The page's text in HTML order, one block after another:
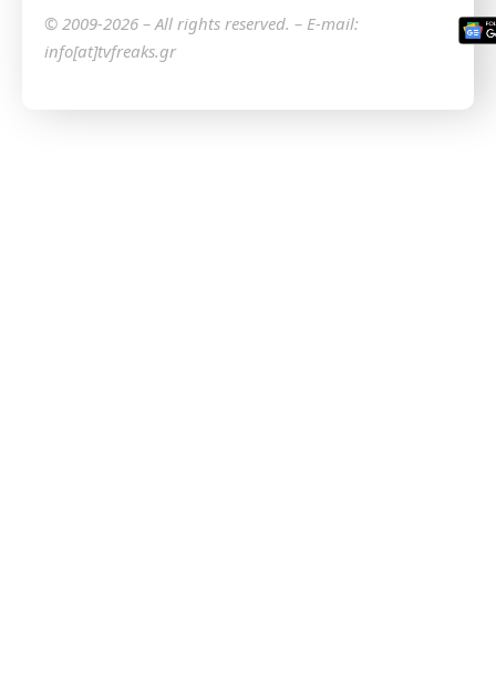
© 2009-2026 – All rights reserved. – E-mail:
info[at]tvfreaks.gr